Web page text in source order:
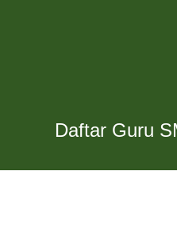
Daftar Guru